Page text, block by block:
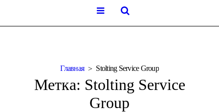
Главная Stolting Service Group
Метка: Stolting Service
Group